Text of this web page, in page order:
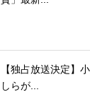
【独占放送決定】
しらが...